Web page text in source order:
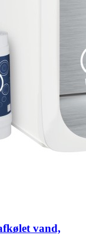
vand,